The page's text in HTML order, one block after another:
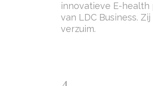
innovatieve E-
van LDC Business.
verzuim.